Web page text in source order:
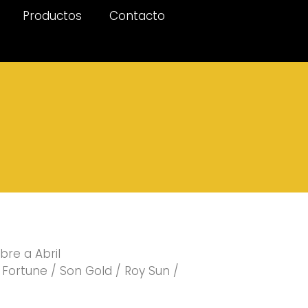
Productos Contacto
a Abril
/ Son Gold / Roy Sun /